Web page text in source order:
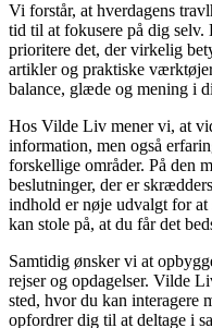
Vi forstår, at hverdagens
tid til at fokusere på dig
prioritere det, der virkelig
artikler og praktiske
balance, glæde og mening i
Hos Vilde Liv mener vi, at
information, men også
forskellige områder. På den
beslutninger, der er
indhold er nøje udvalgt for
kan stole på, at du får det
Samtidig ønsker vi at
rejser og opdagelser. Vilde
sted, hvor du kan interagere
opfordrer dig til at deltage i